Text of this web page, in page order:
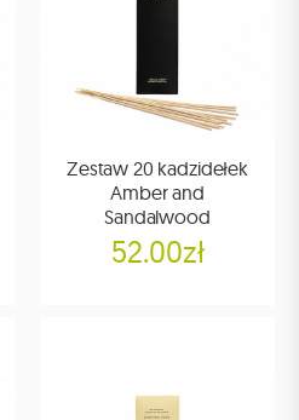
Zestaw 20 kadzidełek
Amber and
Sandalwood
52.00zł